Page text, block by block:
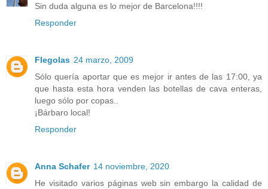
Sin duda alguna es lo mejor de Barcelona!!!!
Responder
Flegolas 24 marzo, 2009
Sólo quería aportar que es mejor ir antes de las 17:00, ya
que hasta esta hora venden las botellas de cava enteras,
luego sólo por copas..
¡Bárbaro local!
Responder
Anna Schafer 14 noviembre, 2020
He visitado varios páginas web sin embargo la calidad de